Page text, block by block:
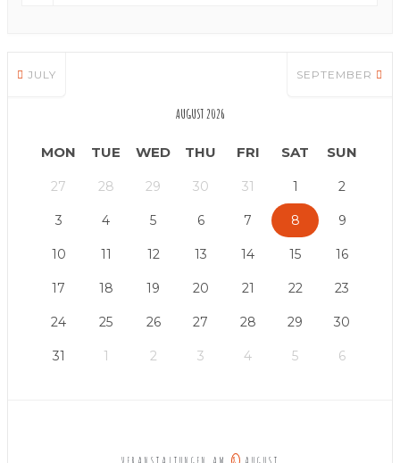
JULY
AUGUST 2026
SEPTEMBER
MON TUE WED THU FRI SAT SUN
27 28 29 30 31 1 2
3 4 5 6 7 8 9
10 11 12 13 14 15 16
17 18 19 20 21 22 23
24 25 26 27 28 29 30
31 1 2 3 4 5 6